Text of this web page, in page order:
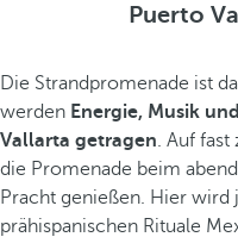
Puerto
Die Strandpromenade ist
werden Energie, Musik
Vallarta getragen. Auf
die Promenade beim
Pracht genießen. Hier wird
prähispanischen Rituale